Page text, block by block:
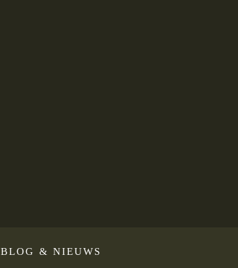
BLOG & NIEUWS